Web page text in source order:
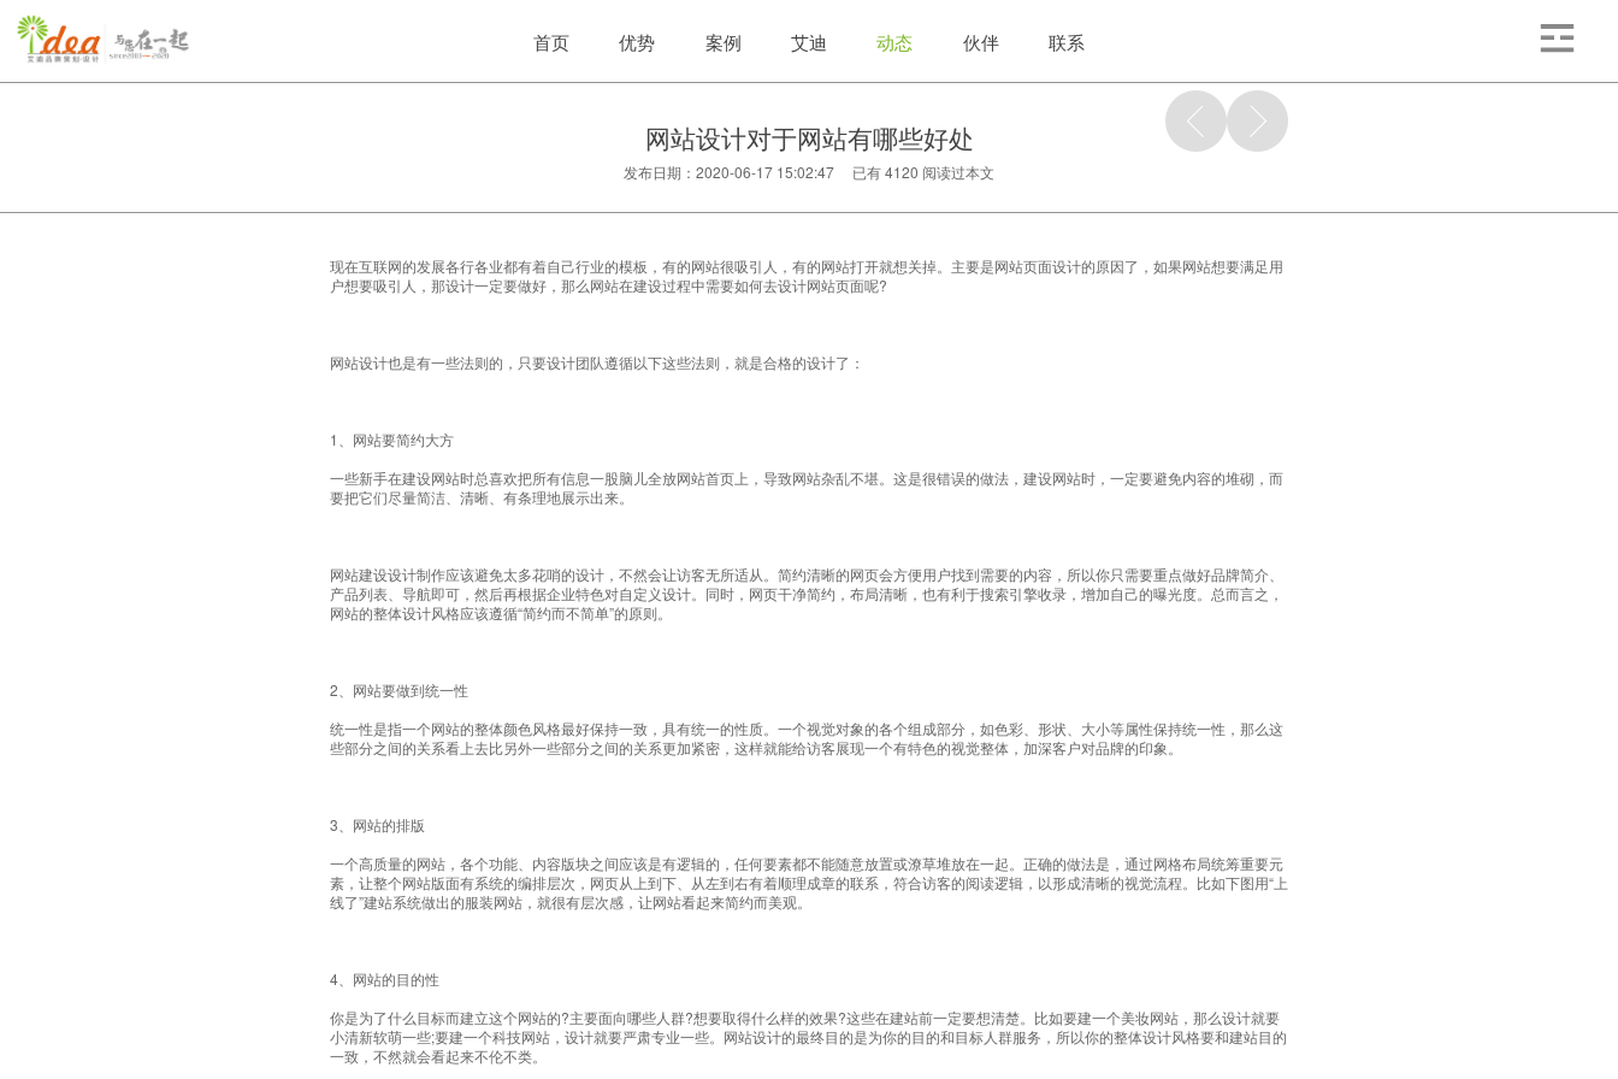
首页 优势 案例 艾迪 动态 伙伴 联系
网站设计对于网站有哪些好处
发布日期：2020-06-17 15:02:47 已有4120 阅读过本文
现在互联网的发展各行各业都有着自己行业的模板，有的网站很吸引人，有的网站打开就想关掉。主要是网站页面设计的原因了，如果网站想要满足用
户想要吸引人，那设计一定要做好，那么网站在建设过程中需要如何去设计网站页面呢?
网站设计也是有一些法则的，只要设计团队遵循以下这些法则，就是合格的设计了：
1、网站要简约大方
一些新手在建设网站时总喜欢把所有信息一股脑儿全放网站首页上，导致网站杂乱不堪。这是很错误的做法，建设网站时，一定要避免内容的堆砌，而
要把它们尽量简洁、清晰、有条理地展示出来。
网站建设设计制作应该避免太多花哨的设计，不然会让访客无所适从。简约清晰的网页会方便用户找到需要的内容，所以你只需要重点做好品牌简介、
产品列表、导航即可，然后再根据企业特色对自定义设计。同时，网页干净简约，布局清晰，也有利于搜索引擎收录，增加自己的曝光度。总而言之，
网站的整体设计风格应该遵循“简约而不简单”的原则。
2、网站要做到统一性
统一性是指一个网站的整体颜色风格最好保持一致，具有统一的性质。一个视觉对象的各个组成部分，如色彩、形状、大小等属性保持统一性，那么这
些部分之间的关系看上去比另外一些部分之间的关系更加紧密，这样就能给访客展现一个有特色的视觉整体，加深客户对品牌的印象。
3、网站的排版
一个高质量的网站，各个功能、内容版块之间应该是有逻辑的，任何要素都不能随意放置或潦草堆放在一起。正确的做法是，通过网格布局统筹重要元
素，让整个网站版面有系统的编排层次，网页从上到下、从左到右有着顺理成章的联系，符合访客的阅读逻辑，以形成清晰的视觉流程。比如下图用“上
线了”建站系统做出的服装网站，就很有层次感，让网站看起来简约而美观。
4、网站的目的性
你是为了什么目标而建立这个网站的?主要面向哪些人群?想要取得什么样的效果?这些在建站前一定要想清楚。比如要建一个美妆网站，那么设计就要
小清新软萌一些;要建一个科技网站，设计就要严肃专业一些。网站设计的最终目的是为你的目的和目标人群服务，所以你的整体设计风格要和建站目的
一致，不然就会看起来不伦不类。